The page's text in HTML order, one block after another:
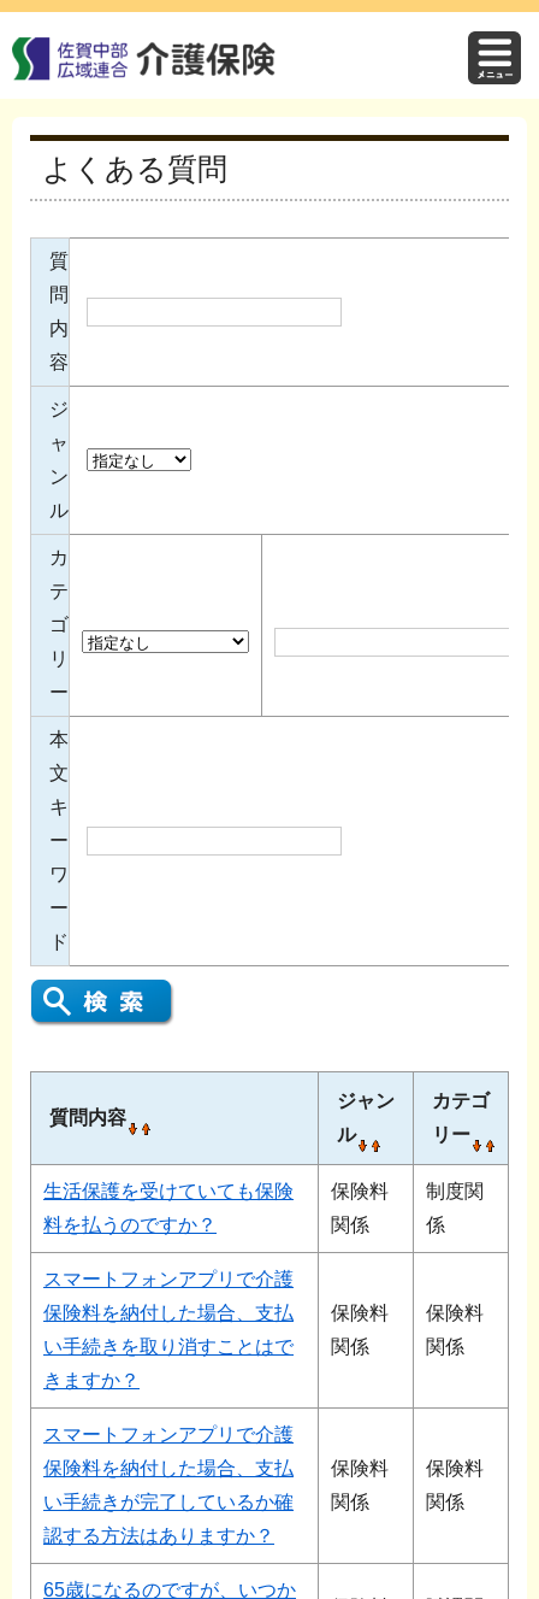
よくある質問
質
問
内
容
ジ
ャ
ン
ル
カ
テ
ゴ
リ
ー
本
文
キ
ー
ワ
ー
ド
質問内容
ジャン
ル
カテゴ
リー
生活保護を受けていても保険
料を払うのですか？
保険料
関係
制度関
係
スマートフォンアプリで介護
保険料を納付した場合、支払
い手続きを取り消すことはで
きますか？​
保険料
関係
保険料
関係
スマートフォンアプリで介護
保険料を納付した場合、支払
い手続きが完了しているか確
認する方法はありますか？
保険料
関係
保険料
関係
65歳になるのですが、いつか